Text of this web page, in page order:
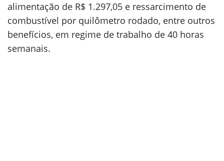
alimentação de R$ 1.297,05 e ressarcimento de
combustível por quilômetro rodado, entre outros
benefícios, em regime de trabalho de 40 horas
semanais.